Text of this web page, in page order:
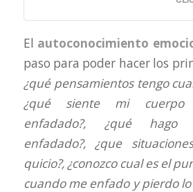
El autoconocimiento
paso para poder hacer los
¿qué pensamientos tengo
¿qué siente mi cuerpo
enfadado?, ¿qué hago
enfadado?, ¿que
quicio?, ¿conozco cual es el
cuando me enfado y pierdo